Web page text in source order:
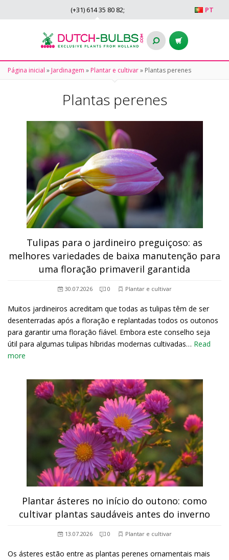
PT
(+31) 614 35 80 82;
Página inicial » Jardinagem » Plantar e cultivar» Plantas perenes
Plantas perenes
Tulipas para o jardineiro preguiçoso: as
melhores variedades de baixa manutenção para
uma floração primaveril garantida
30.07.2026 0 Plantar e cultivar
Muitos jardineiros acreditam que todas as tulipas têm de ser
desenterradas após a floração e replantadas todos os outonos
para garantir uma floração fiável. Embora este conselho seja
útil para algumas tulipas híbridas modernas cultivadas… Read
more
Plantar ásteres no início do outono: como
cultivar plantas saudáveis antes do inverno
13.07.2026 0 Plantar e cultivar
Os ásteres estão entre as plantas perenes ornamentais mais